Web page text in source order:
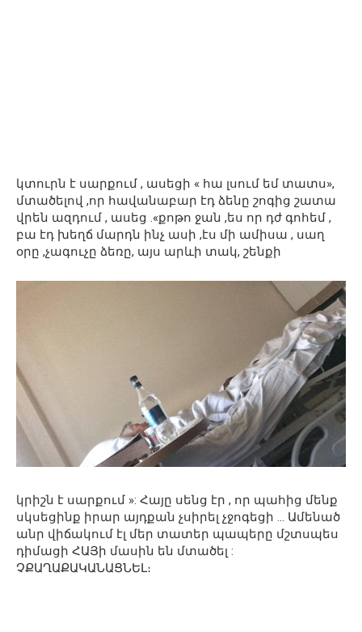
կտուրն է սարքում , ասեցի « հա լսում եմ տատս»,
մտածելով ,որ հավանաբար էդ ձենը շոգից շատա
վրեն ազդում , ասեց .«քոթո ջան ,ես որ դժ գոհեմ ,
բա էդ խեղճ մարդն ինչ ասի ,էս մի ամիսա , սաղ
օրը ,չագուչը ձեռը, այս արևի տակ, շենքի
կրիշն է սարքում »: Հայը սենց էր , որ պահից մենք
սկսեցինք իրար այդքան չսիրել չջոգեցի … Ամենած
անր վիճակում էլ մեր տատեր պապերը մշտսպես
դիմացի ՀԱՅի մասին են մտածել :
ՉՔԱՂԱՔԱԿԱՆԱՑՆԵԼ։